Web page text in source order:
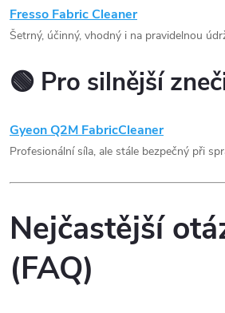
Fresso Fabric Cleaner
Šetrný, účinný, vhodný i na pravidelnou
🟢 Pro silnější
Gyeon Q2M FabricCleaner
Profesionální síla, ale stále bezpečný při
Nejčastější
(FAQ)